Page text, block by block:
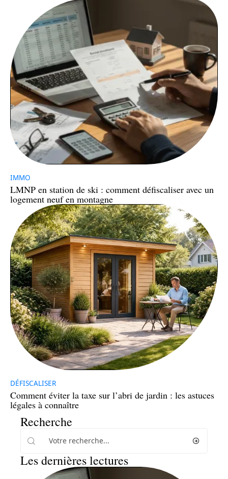
IMMO
LMNP en station de ski : comment défiscaliser avec un
logement neuf en montagne
DÉFISCALISER
Comment éviter la taxe sur l’abri de jardin : les astuces
légales à connaître
Recherche
Les dernières lectures